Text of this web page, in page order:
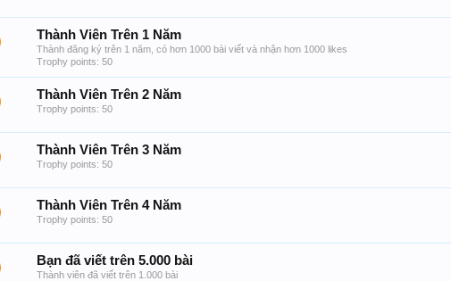
Thành Viên Trên 1 Năm
Thành đăng ký trên 1 năm, có hơn 1000 bài viết và nhận hơn 1000 likes
Trophy points: 50
Thành Viên Trên 2 Năm
Trophy points: 50
Thành Viên Trên 3 Năm
Trophy points: 50
Thành Viên Trên 4 Năm
Trophy points: 50
Bạn đã viết trên 5.000 bài
Thành viên đã viết trên 1.000 bài